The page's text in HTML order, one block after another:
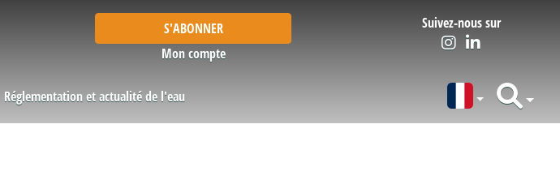
S'ABONNER
Mon compte
Suivez-nous sur
Réglementation et actualité de l'eau